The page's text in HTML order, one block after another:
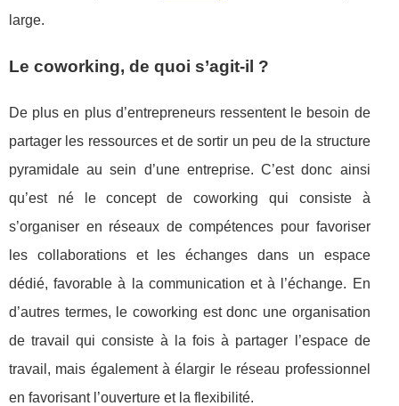
large.
Le coworking, de quoi s’agit-il ?
De plus en plus d’entrepreneurs ressentent le besoin de
partager les ressources et de sortir un peu de la structure
pyramidale au sein d’une entreprise. C’est donc ainsi
qu’est né le concept de coworking qui consiste à
s’organiser en réseaux de compétences pour favoriser
les collaborations et les échanges dans un espace
dédié, favorable à la communication et à l’échange. En
d’autres termes, le coworking est donc une organisation
de travail qui consiste à la fois à partager l’espace de
travail, mais également à élargir le réseau professionnel
en favorisant l’ouverture et la flexibilité.